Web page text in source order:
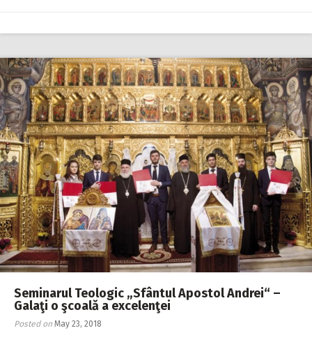
Seminarul Teologic „Sfântul Apostol Andrei“ –
Galaţi o şcoală a excelenţei
Posted on May 23, 2018